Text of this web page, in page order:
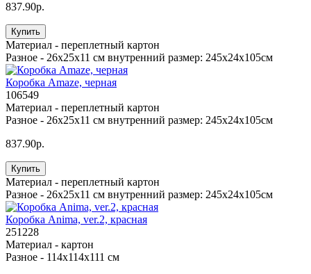
837.90р.
Купить
Материал - переплетный картон
Разное - 26х25х11 см внутренний размер: 245х24х105см
Коробка Amaze, черная
106549
Материал - переплетный картон
Разное - 26х25х11 см внутренний размер: 245х24х105см
837.90р.
Купить
Материал - переплетный картон
Разное - 26х25х11 см внутренний размер: 245х24х105см
Коробка Anima, ver.2, красная
251228
Материал - картон
Разное - 114х114х111 см